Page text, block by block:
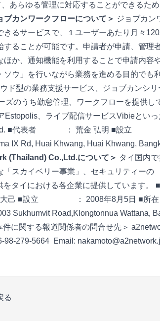
あらゆる管理に対応することができるた
ブカンワークフローについて＞ ジョブカン
るサービスで、１ユーザーあたり月々
ることが可能です。申請者が申請、管理
か、通知機能を利用することで申請内容や
ウ」を行いながら業務を進める目的でも
ド型の業務支援サービス、ジョブカンシリ
のうち勤怠管理、ワークフローを提供し
、ライブ配信サービスVibieといっ
Ltd. ■代表者 ： 荒金 弘明 ■設
Rd, Huai Khwang, Huai Khwang,
(Thailand) Co.,Ltd.について＞ タイ国内
スカイベリー事業」、セキュリティーの
タイにおける各企業に提供しています。
己 ■設立 ： 2008年8月5日 ■所在
Road,Klongtonnua Wattana,
件に関する報道関係者の問合せ先＞
98-279-5664 Email:
る